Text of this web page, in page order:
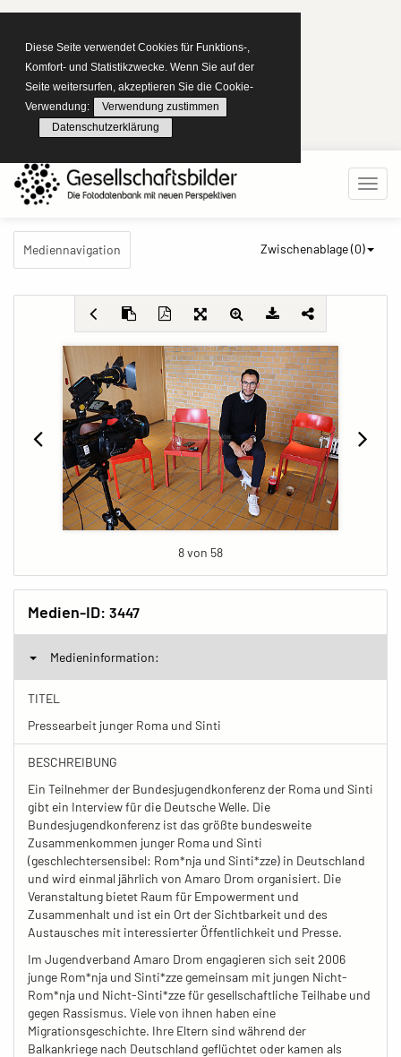
Diese Seite verwendet Cookies für Funktions-,
Komfort- und Statistikzwecke. Wenn Sie auf der
Seite weitersurfen, akzeptieren Sie die Cookie-
Verwendung:
Verwendung zustimmen
Datenschutzerklärung
Mediennavigation Zwischenablage (0)
8 von 58
Medien-ID: 3447
Medieninformation:
TITEL
Pressearbeit junger Roma und Sinti
BESCHREIBUNG
Ein Teilnehmer der Bundesjugendkonferenz der Roma und Sinti
gibt ein Interview für die Deutsche Welle. Die
Bundesjugendkonferenz ist das größte bundesweite
Zusammenkommen junger Roma und Sinti
(geschlechtersensibel: Rom*nja und Sinti*zze) in Deutschland
und wird einmal jährlich von Amaro Drom organisiert. Die
Veranstaltung bietet Raum für Empowerment und
Zusammenhalt und ist ein Ort der Sichtbarkeit und des
Austausches mit interessierter Öffentlichkeit und Presse.
Im Jugendverband Amaro Drom engagieren sich seit 2006
junge Rom*nja und Sinti*zze gemeinsam mit jungen Nicht-
Rom*nja und Nicht-Sinti*zze für gesellschaftliche Teilhabe und
gegen Rassismus. Viele von ihnen haben eine
Migrationsgeschichte. Ihre Eltern sind während der
Balkankriege nach Deutschland geflüchtet oder kamen als